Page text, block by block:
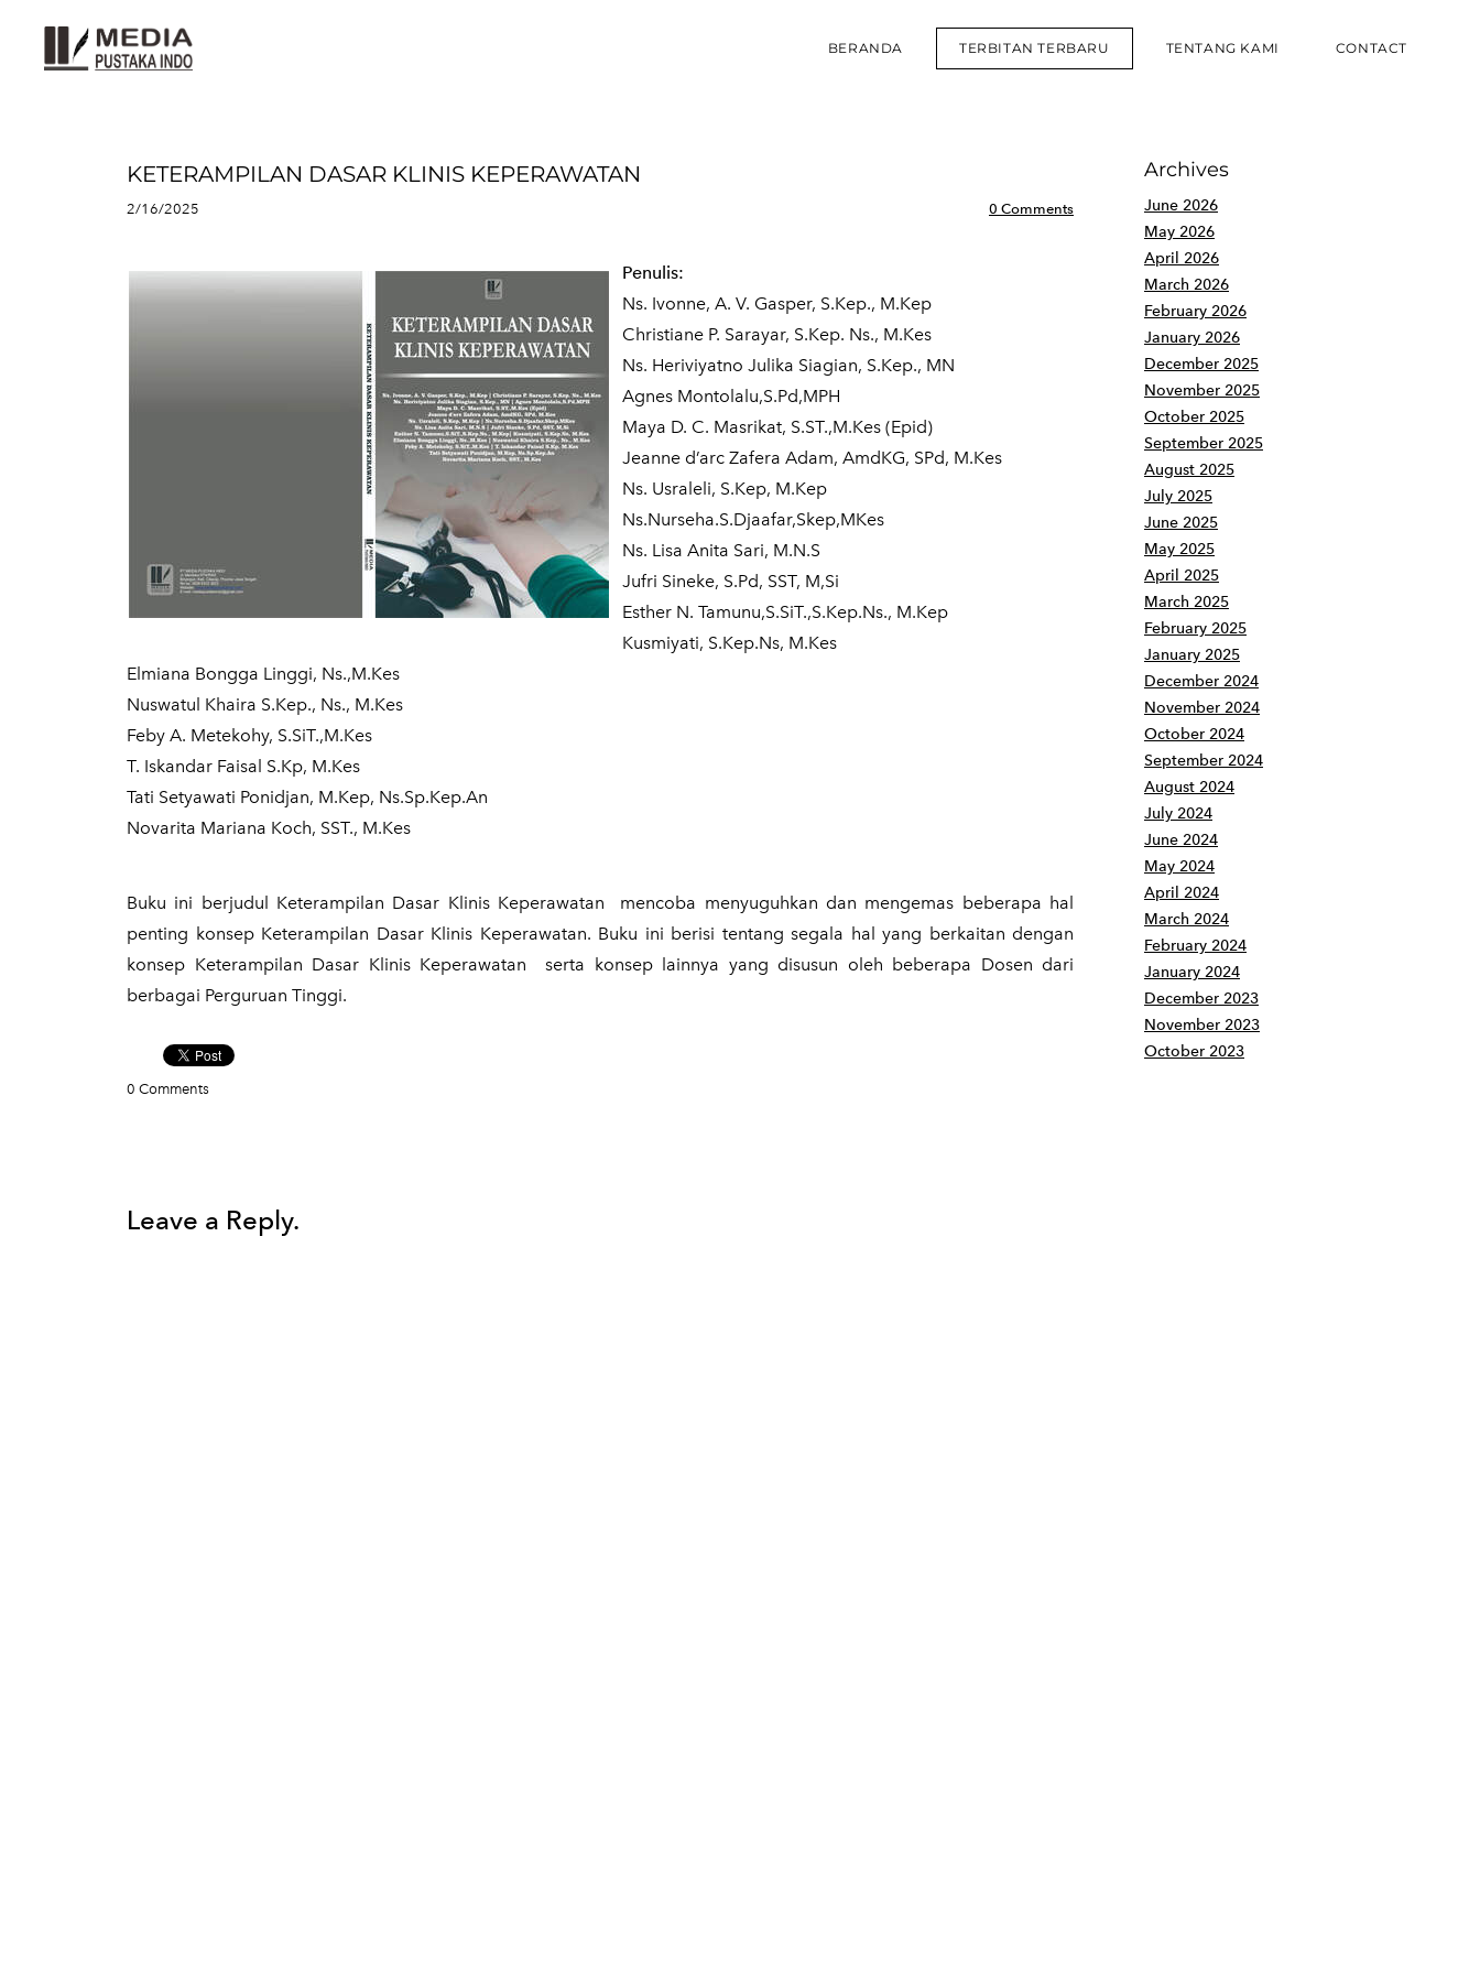
BERANDA TERBITAN TERBARU TENTANG KAMI CONTACT
KETERAMPILAN DASAR KLINIS KEPERAWATAN
2/16/2025 0 Comments
Penulis:
Ns. Ivonne, A. V. Gasper, S.Kep., M.Kep
Christiane P. Sarayar, S.Kep. Ns., M.Kes
Ns. Heriviyatno Julika Siagian, S.Kep., MN
Agnes Montolalu,S.Pd,MPH
Maya D. C. Masrikat, S.ST.,M.Kes (Epid)
Jeanne d’arc Zafera Adam, AmdKG, SPd, M.Kes
Ns. Usraleli, S.Kep, M.Kep
Ns.Nurseha.S.Djaafar,Skep,MKes
Ns. Lisa Anita Sari, M.N.S
Jufri Sineke, S.Pd, SST, M,Si
Esther N. Tamunu,S.SiT.,S.Kep.Ns., M.Kep
Kusmiyati, S.Kep.Ns, M.Kes
Elmiana Bongga Linggi, Ns.,M.Kes
Nuswatul Khaira S.Kep., Ns., M.Kes
Feby A. Metekohy, S.SiT.,M.Kes
T. Iskandar Faisal S.Kp, M.Kes
Tati Setyawati Ponidjan, M.Kep, Ns.Sp.Kep.An
Novarita Mariana Koch, SST., M.Kes
Buku ini berjudul Keterampilan Dasar Klinis Keperawatan mencoba menyuguhkan dan mengemas beberapa hal
penting konsep Keterampilan Dasar Klinis Keperawatan. Buku ini berisi tentang segala hal yang berkaitan dengan
konsep Keterampilan Dasar Klinis Keperawatan serta konsep lainnya yang disusun oleh beberapa Dosen dari
berbagai Perguruan Tinggi.
0 Comments
Leave a Reply.
Archives
June 2026
May 2026
April 2026
March 2026
February 2026
January 2026
December 2025
November 2025
October 2025
September 2025
August 2025
July 2025
June 2025
May 2025
April 2025
March 2025
February 2025
January 2025
December 2024
November 2024
October 2024
September 2024
August 2024
July 2024
June 2024
May 2024
April 2024
March 2024
February 2024
January 2024
December 2023
November 2023
October 2023